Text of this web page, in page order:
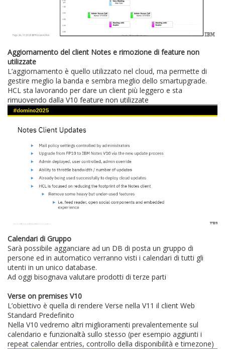
Aggiornamento del client Notes e rimozione di feature non
utilizzate
L’aggiornamento è quello utilizzato nel cloud, ma permette di
gestire meglio la banda e sembra meglio dello smartupgrade.
HCL sta lavorando per dare un client più leggero e sta
rimuovendo dalla V10 feature non utilizzate
Calendari di Gruppo
Sarà possibile agganciare ad un DB di posta un gruppo di
persone ed in automatico verranno visti i calendari di tutti gli
utenti in un unico database.
Ad oggi bisognava valutare prodotti di terze parti
Verse on premises V10
L’obiettivo è quella di rendere Verse nella V11 il client Web
Standard Predefinito
Nella V10 vedremo altri miglioramenti prevalentemente sul
calendario e funzionaltà sullo stesso (per esempio aggiunti i
repeat calendar entries, controllo della disponibilità e timezone)